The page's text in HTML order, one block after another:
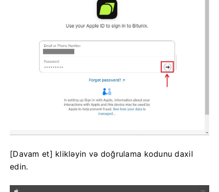
[Davam et] klikləyin və doğrulama kodunu daxil
edin.